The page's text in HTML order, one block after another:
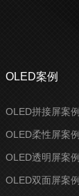
OLED案例
OLED拼接屏案例
OLED柔性屏案例
OLED透明屏案例
OLED双面屏案例